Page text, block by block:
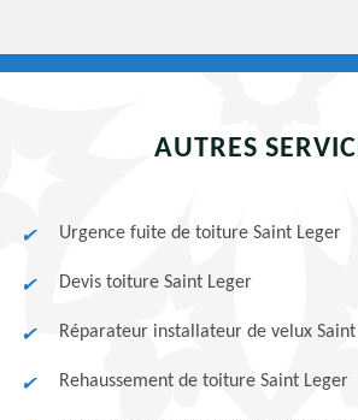
AUTRES
Urgence fuite de toiture Saint Leger
Devis toiture Saint Leger
Réparateur installateur de velux
Rehaussement de toiture Saint Leger